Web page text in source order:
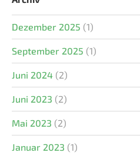
Dezember 2025 (1)
September 2025 (1)
Juni 2024 (2)
Juni 2023 (2)
Mai 2023 (2)
Januar 2023 (1)